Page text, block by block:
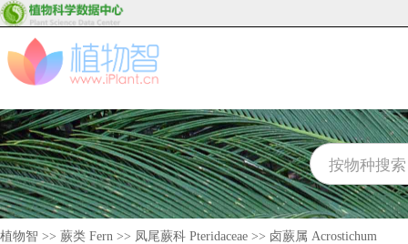
植物智 >> 蕨类 Fern >> 凤尾蕨科 Pteridaceae >> 卤蕨属 Acrostichum